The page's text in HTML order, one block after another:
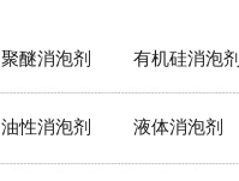
聚醚消泡剂 有机硅消泡剂
油性消泡剂 液体消泡剂